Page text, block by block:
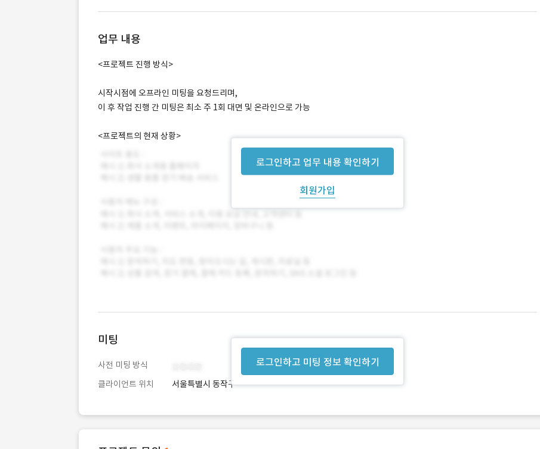
업무 내용
로그인하고 업무 내용 확인하기
회원가입
<프로젝트 진행 방식>
시작시점에 오프라인 미팅을 요청드리며,
이 후 작업 진행 간 미팅은 최소 주 1회 대면 및 온라인으로 가능
<프로젝트의 현재 상황>
로그인하고 미팅 정보 확인하기
미팅
사전 미팅 방식
클라이언트 위치
서울특별시 동작구